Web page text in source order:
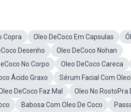
Copra Oleo DeCoco Em Capsulas
Desenho
Oleo DeCoco Nohan
No Corpo Oleo DeCoco Careca
Ácido Graxo
Sérum Facial Com
DeCoco Faz Mal
Oleo No RostoPra
Babosa Com Oleo De Coco